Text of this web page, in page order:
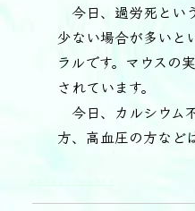
今日、過労死とい
少ない場合が多いと
ラルです。マウスの
されています。
今日、カルシウム
方、高血圧の方など